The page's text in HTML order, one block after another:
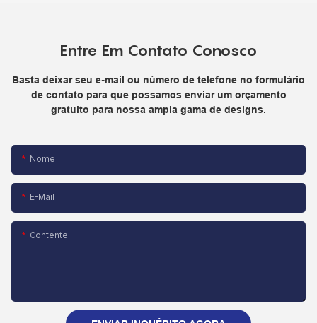
Entre Em Contato Conosco
Basta deixar seu e-mail ou número de telefone no formulário
de contato para que possamos enviar um orçamento
gratuito para nossa ampla gama de designs.
Nome
E-Mail
Contente